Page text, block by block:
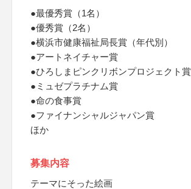
●最優秀賞（1名）
●優秀賞（2名）
●横浜市健康福祉局長賞（年代別）
●アートネイチャー賞
●ひろしまピンクリボンプロジェクト賞
●ミュゼプラチナム賞
●命の食事賞
●ファイナンシャルジャパン賞
ほか
募集内容
テーマにそった絵画